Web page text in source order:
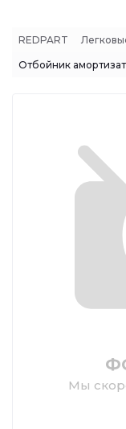
REDPART
Отбойник
Мы